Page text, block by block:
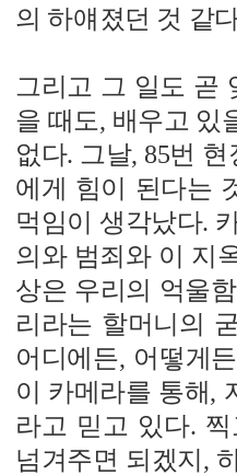
의 하얘졌던 것 같
그리고 그 일도 곧
을 때도, 배우고 있
없다. 그날, 85번
에게 힘이 된다는
먹임이 생각났다.
의와 범죄와 이 지
상은 우리의 억울
리라는 할머니의
어디에든, 어떻게
이 카메라를 통해,
라고 믿고 있다.
넘겨주면 되겠지,